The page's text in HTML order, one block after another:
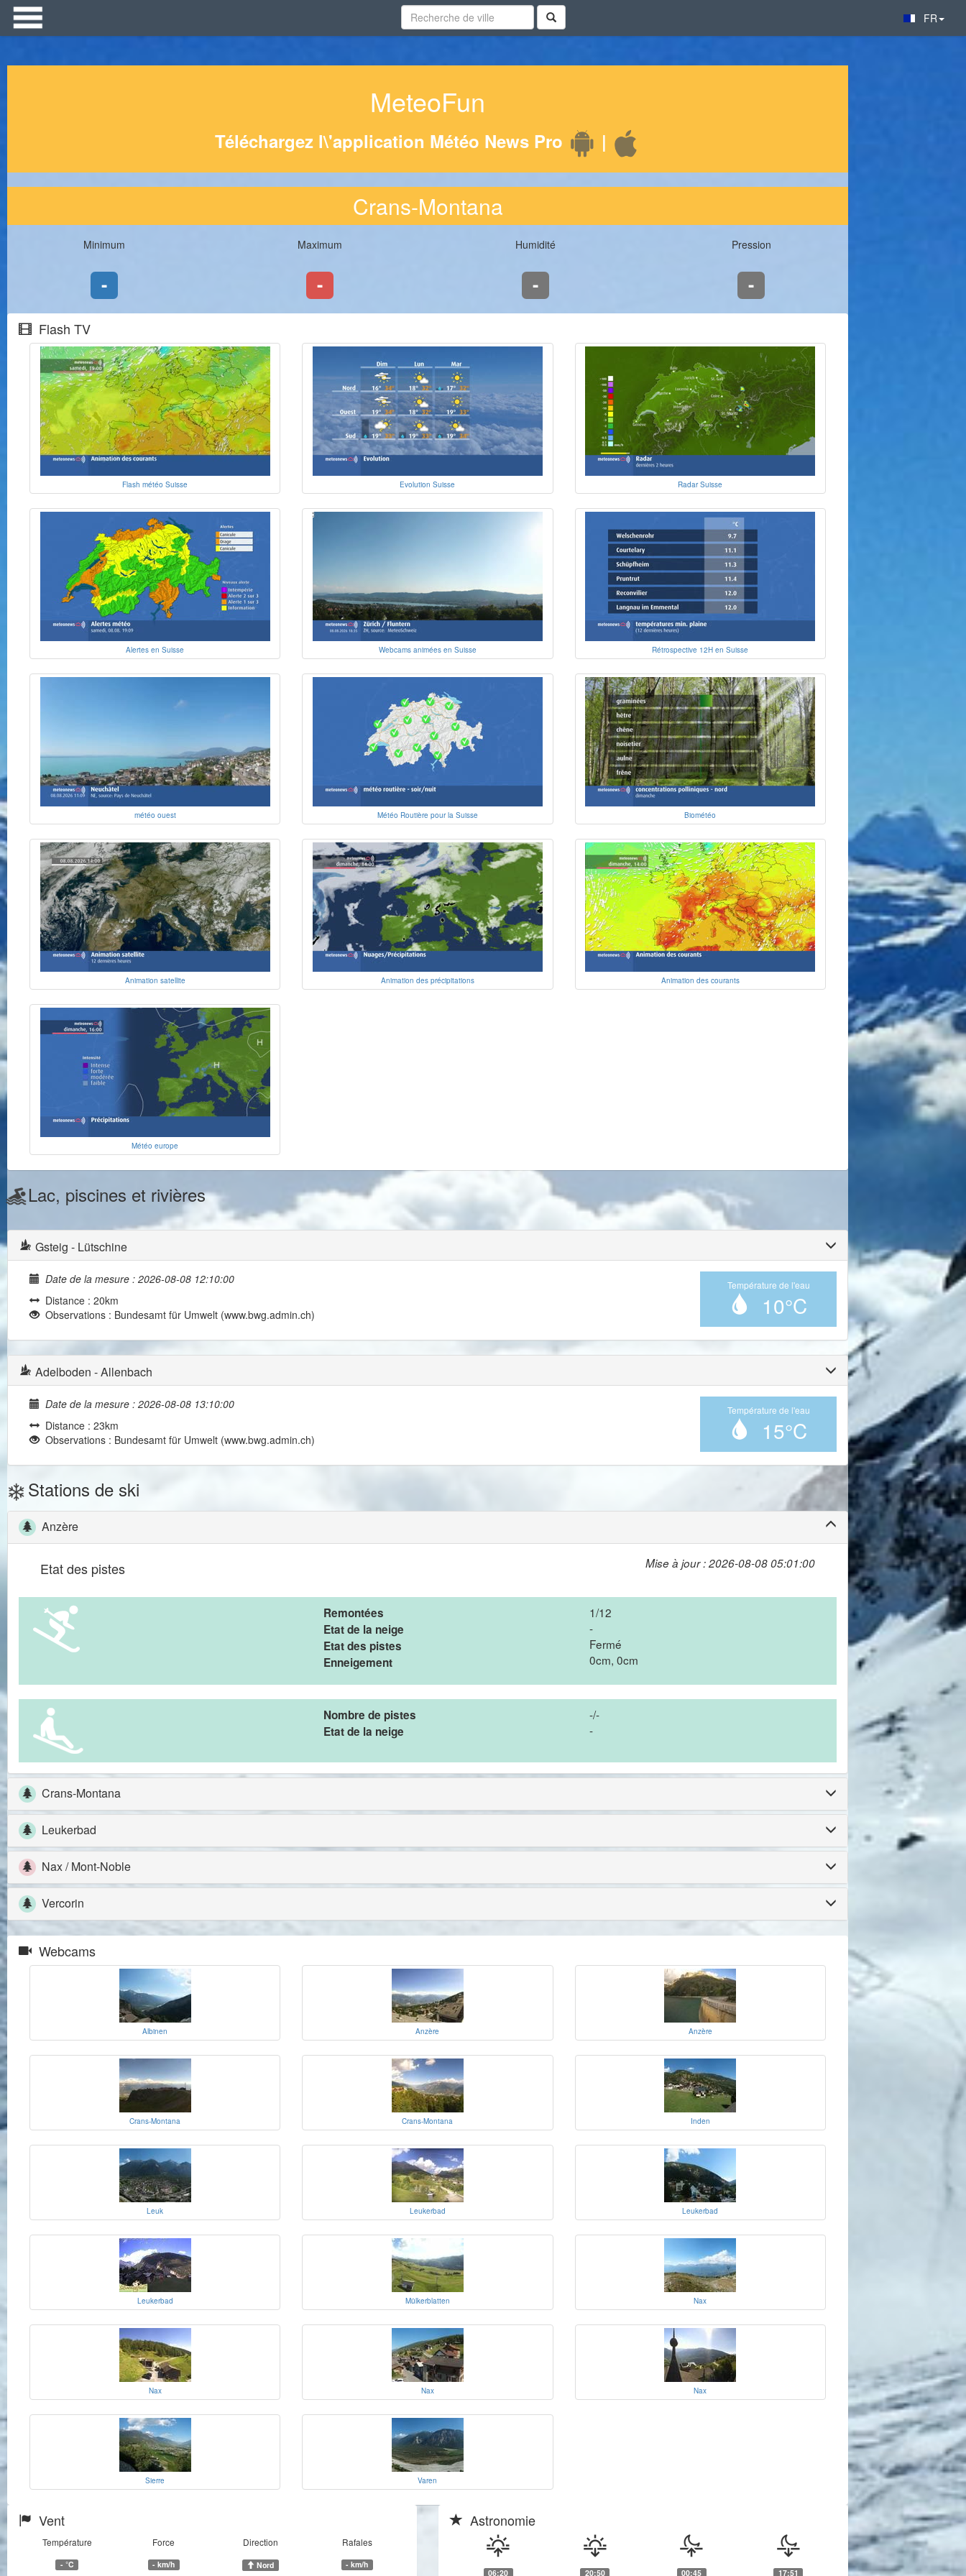
FR
MeteoFun
Téléchargez l\'application Météo News Pro |
Crans-Montana
Minimum
-
Maximum
-
Humidité
-
Pression
-
Flash TV
Flash météo Suisse Evolution Suisse Radar Suisse
Alertes en Suisse Webcams animées en Suisse Rétrospective 12H en Suisse
météo ouest Météo Routière pour la Suisse Biométéo
Animation satellite Animation des précipitations Animation des courants
Météo europe
Lac, piscines et rivières
Gsteig - Lütschine
Date de la mesure : 2026-08-08 12:10:00
Distance : 20km
Observations : Bundesamt für Umwelt (www.bwg.admin.ch)
Température de l'eau
10°C
Adelboden - Allenbach
Date de la mesure : 2026-08-08 13:10:00
Distance : 23km
Observations : Bundesamt für Umwelt (www.bwg.admin.ch)
Température de l'eau
15°C
Stations de ski
Anzère
Etat des pistes Mise à jour : 2026-08-08 05:01:00
Remontées
Etat de la neige
Etat des pistes
Enneigement
1/12
-
Fermé
0cm, 0cm
Nombre de pistes
Etat de la neige
-/-
-
Crans-Montana
Leukerbad
Nax / Mont-Noble
Vercorin
Webcams
Albinen Anzère Anzère
Crans-Montana Crans-Montana Inden
Leuk Leukerbad Leukerbad
Leukerbad Mülkerblatten Nax
Nax Nax Nax
Sierre Varen
Vent
Température
- °C
Force
- km/h
Direction
Nord
Rafales
- km/h
Astronomie
06:20 20:50 00:45 17:51